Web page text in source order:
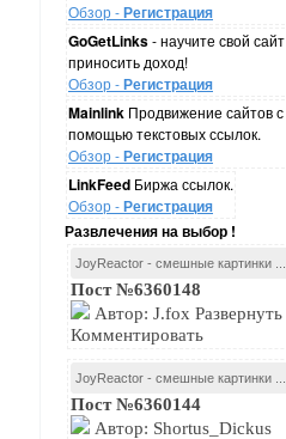
Обзор -Регистрация
GoGetLinks- научите свой сайт
приносить доход!
Обзор -Регистрация
Mainlink Продвижение сайтов с
помощью текстовых ссылок.
Обзор -Регистрация
LinkFeed Биржа ссылок.
Обзор -Регистрация
Развлечения на выбор !
JoyReactor - смешные картинки ...
Пост №6360148
Автор: J.fox Развернуть
Комментировать
JoyReactor - смешные картинки ...
Пост №6360144
Автор: Shortus_Dickus